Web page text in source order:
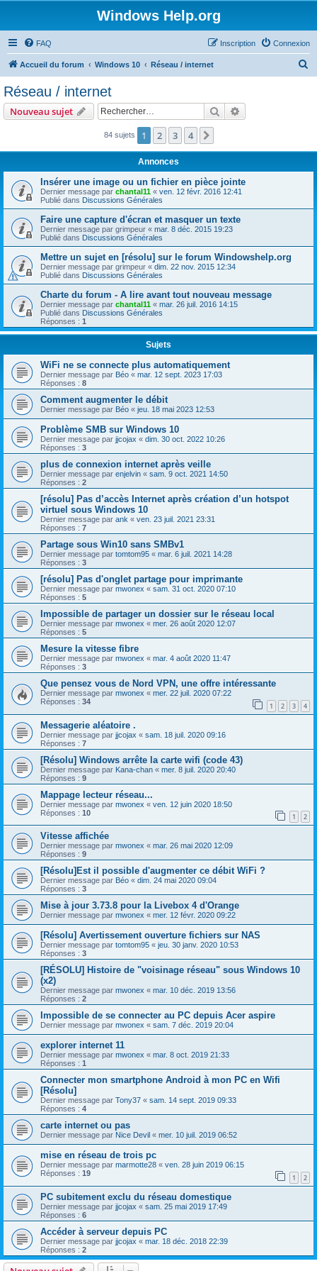
Windows Help.org
FAQ Connexion
Inscription
Accueil du forum Windows 10 Réseau / internet
Réseau / internet
Nouveau sujet Rechercher
84 sujets 1 2 3 4
Annonces
Insérer une image ou un fichier en pièce jointe
Dernier message par chantal11 « ven. 12 févr. 2016 12:41
Publié dans Discussions Générales
Faire une capture d'écran et masquer un texte
Dernier message par grimpeur « mar. 8 déc. 2015 19:23
Publié dans Discussions Générales
Mettre un sujet en [résolu] sur le forum Windowshelp.org
Dernier message par grimpeur « dim. 22 nov. 2015 12:34
Publié dans Discussions Générales
Charte du forum - A lire avant tout nouveau message
Dernier message par chantal11 « mar. 26 juil. 2016 14:15
Publié dans Discussions Générales
Réponses : 1
Sujets
WiFi ne se connecte plus automatiquement
Dernier message par Béo « mar. 12 sept. 2023 17:03
Réponses : 8
Comment augmenter le débit
Dernier message par Béo « jeu. 18 mai 2023 12:53
Problème SMB sur Windows 10
Dernier message par jjcojax « dim. 30 oct. 2022 10:26
Réponses : 3
plus de connexion internet après veille
Dernier message par enjelvin « sam. 9 oct. 2021 14:50
Réponses : 2
[résolu] Pas d’accès Internet après création d’un hotspot
virtuel sous Windows 10
Dernier message par ank « ven. 23 juil. 2021 23:31
Réponses : 7
Partage sous Win10 sans SMBv1
Dernier message par tomtom95 « mar. 6 juil. 2021 14:28
Réponses : 3
[résolu] Pas d'onglet partage pour imprimante
Dernier message par mwonex « sam. 31 oct. 2020 07:10
Réponses : 5
Impossible de partager un dossier sur le réseau local
Dernier message par mwonex « mer. 26 août 2020 12:07
Réponses : 5
Mesure la vitesse fibre
Dernier message par mwonex « mar. 4 août 2020 11:47
Réponses : 3
Que pensez vous de Nord VPN, une offre intéressante
Dernier message par mwonex « mer. 22 juil. 2020 07:22
Réponses : 34 1 2 3 4
Messagerie aléatoire .
Dernier message par jjcojax « sam. 18 juil. 2020 09:16
Réponses : 7
[Résolu] Windows arrête la carte wifi (code 43)
Dernier message par Kana-chan « mer. 8 juil. 2020 20:40
Réponses : 9
Mappage lecteur réseau...
Dernier message par mwonex « ven. 12 juin 2020 18:50
Réponses : 10 1 2
Vitesse affichée
Dernier message par mwonex « mar. 26 mai 2020 12:09
Réponses : 9
[Résolu]Est il possible d'augmenter ce débit WiFi ?
Dernier message par Béo « dim. 24 mai 2020 09:04
Réponses : 3
Mise à jour 3.73.8 pour la Livebox 4 d'Orange
Dernier message par mwonex « mer. 12 févr. 2020 09:22
[Résolu] Avertissement ouverture fichiers sur NAS
Dernier message par tomtom95 « jeu. 30 janv. 2020 10:53
Réponses : 3
[RÉSOLU] Histoire de "voisinage réseau" sous Windows 10
(x2)
Dernier message par mwonex « mar. 10 déc. 2019 13:56
Réponses : 2
Impossible de se connecter au PC depuis Acer aspire
Dernier message par mwonex « sam. 7 déc. 2019 20:04
explorer internet 11
Dernier message par mwonex « mar. 8 oct. 2019 21:33
Réponses : 1
Connecter mon smartphone Android à mon PC en Wifi
[Résolu]
Dernier message par Tony37 « sam. 14 sept. 2019 09:33
Réponses : 4
carte internet ou pas
Dernier message par Nice Devil « mer. 10 juil. 2019 06:52
mise en réseau de trois pc
Dernier message par marmotte28 « ven. 28 juin 2019 06:15
Réponses : 19 1 2
PC subitement exclu du réseau domestique
Dernier message par jjcojax « sam. 25 mai 2019 17:49
Réponses : 6
Accéder à serveur depuis PC
Dernier message par jjcojax « mar. 18 déc. 2018 22:39
Réponses : 2